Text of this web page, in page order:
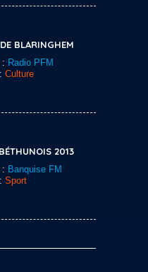
BLARINGHEM
: Radio PFM
Culture
2013
: Banquise FM
Sport